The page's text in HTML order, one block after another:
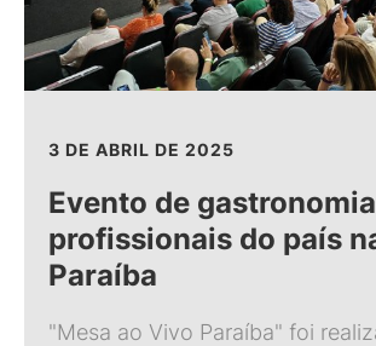
3 DE ABRIL DE 2025
Evento de
profissionais do país
Paraíba
"Mesa ao Vivo Paraíba" foi